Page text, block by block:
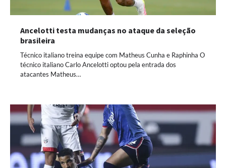
Ancelotti testa mudanças no ataque da seleção
brasileira
Técnico italiano treina equipe com Matheus Cunha e Raphinha O
técnico italiano Carlo Ancelotti optou pela entrada dos
atacantes Matheus…